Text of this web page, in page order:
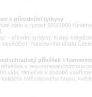
s přírodními tyrkysy
zlato o ryzosti 585/1000
- přírodní tyrkysy, kulatý
osvědčení Puncovního úřadu České
přívěšek s
v novorenesančním
skla, rámeček v podobě
kulatého hvězdicového brusu,